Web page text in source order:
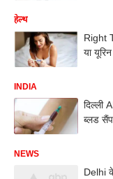
हेल्थ
Right
या
INDIA
दिल्ली
ब्लड
NEWS
Delhi